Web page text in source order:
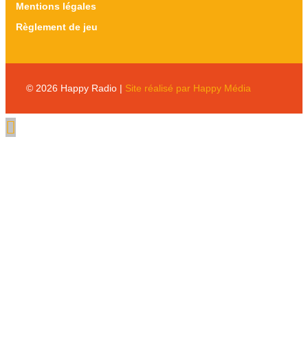
Mentions légales
Règlement de jeu
© 2026 Happy Radio | Site réalisé par Happy Média